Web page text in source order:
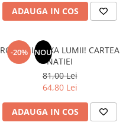
ADAUGA IN COS
-20% NOU
ROMANIA, AXA LUMII! CARTEA
NATIEI
81,00 Lei
64,80 Lei
ADAUGA IN COS